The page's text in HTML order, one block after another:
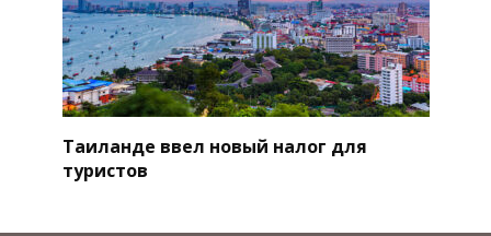
Таиланде ввел новый налог для
туристов